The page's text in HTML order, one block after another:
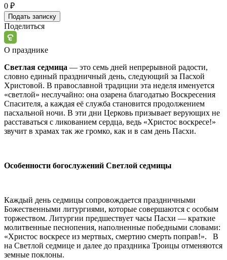
0 ₽
Подать записку
Поделиться
О празднике
Светлая седмица — это семь дней непрерывной радости,
словно единый праздничный день, следующий за Пасхой
Христовой. В православной традиции эта неделя именуется
«светлой» неслучайно: она озарена благодатью Воскресения
Спасителя, а каждая её служба становится продолжением
пасхальной ночи. В эти дни Церковь призывает верующих не
расставаться с ликованием сердца, ведь «Христос воскресе!»
звучит в храмах так же громко, как и в сам день Пасхи.
Особенности богослужений Светлой седмицы
Каждый день седмицы сопровождается праздничными
Божественными литургиями, которые совершаются с особым
торжеством. Литургии предшествует часы Пасхи — краткие
молитвенные песнопения, наполненные победными словами:
«Христос воскресе из мертвых, смертию смерть поправ!». В
на Светлой седмице и далее до праздника Троицы отменяются
земные поклоны.